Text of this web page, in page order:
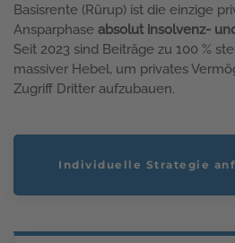
Basisrente (Rürup) ist die einzige
Ansparphase absolut insolvenz-
Seit 2023 sind Beiträge zu 100 %
massiver Hebel, um privates
Zugriff Dritter aufzubauen.
Individuelle Strategie